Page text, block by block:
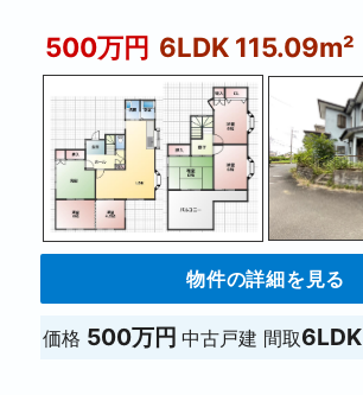
500万円 6LDK 115.09m²
物件の詳細を見る
価格 500万円中古戸建 間取6LDK